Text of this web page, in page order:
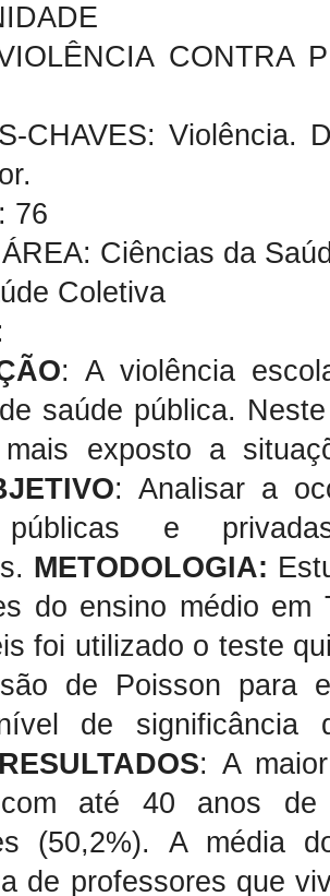
CONTRA
CHAVES: Violência.
76
Ciências da
Coletiva
: A violência
saúde pública.
exposto a
: Analisar a
públicas e
METODOLOGIA:
do ensino médio em
foi utilizado o teste
de Poisson para
de
RESULTADOS: A
até 40 anos de
(50,2%). A média
de professores que